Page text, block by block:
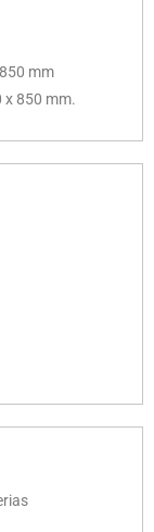
mm
x 850 mm.